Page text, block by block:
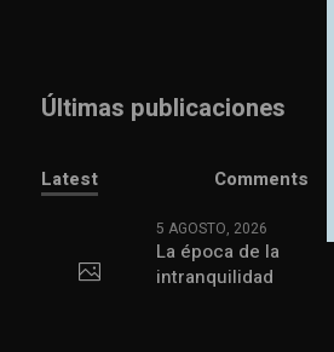
Últimas publicaciones
Latest Comments
5 AGOSTO, 2026
La época de la
intranquilidad